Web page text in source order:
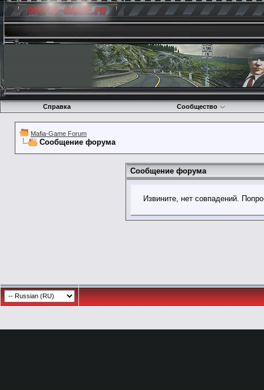
Справка Сообщество
Mafia-Game Forum
Сообщение форума
Сообщение форума
Извините, нет совпадений.